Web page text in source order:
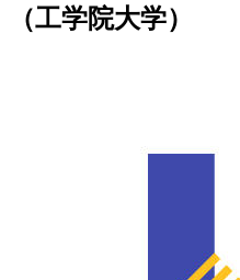
（工学院大学）